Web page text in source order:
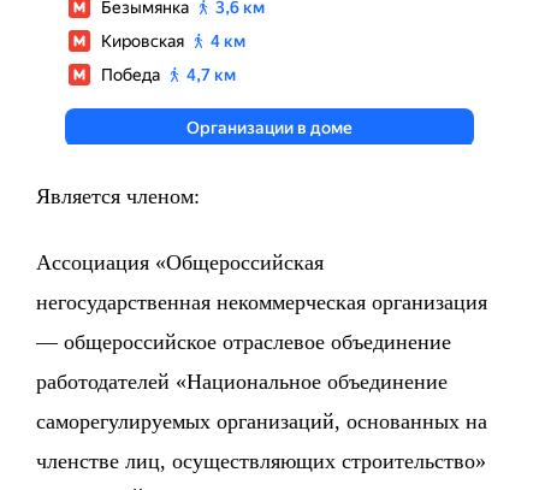
Является членом:
Ассоциация «Общероссийская
негосударственная некоммерческая организация
— общероссийское отраслевое объединение
работодателей «Национальное объединение
саморегулируемых организаций, основанных на
членстве лиц, осуществляющих строительство»